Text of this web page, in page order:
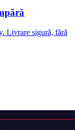
Livrare sigură, fără